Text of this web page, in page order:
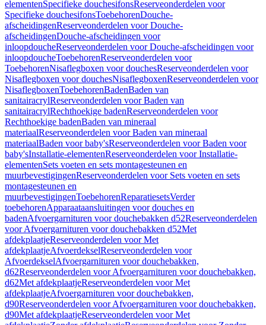
elementenSpecifieke douchesifonsReserveonderdelen voor
Specifieke douchesifonsToebehorenDouche-
afscheidingenReserveonderdelen voor Douche-
afscheidingenDouche-afscheidingen voor
inloopdoucheReserveonderdelen voor Douche-afscheidingen voor
inloopdoucheToebehorenReserveonderdelen voor
ToebehorenNisaflegboxen voor douchesReserveonderdelen voor
Nisaflegboxen voor douchesNisaflegboxenReserveonderdelen voor
NisaflegboxenToebehorenBadenBaden van
sanitairacrylReserveonderdelen voor Baden van
sanitairacrylRechthoekige badenReserveonderdelen voor
Rechthoekige badenBaden van mineraal
materiaalReserveonderdelen voor Baden van mineraal
materiaalBaden voor baby'sReserveonderdelen voor Baden voor
baby'sInstallatie-elementenReserveonderdelen voor Installatie-
elementenSets voeten en sets montagesteunen en
muurbevestigingenReserveonderdelen voor Sets voeten en sets
montagesteunen en
muurbevestigingenToebehorenReparatiesetsVerder
toebehorenApparaataansluitingen voor douches en
badenAfvoergarnituren voor douchebakken d52Reserveonderdelen
voor Afvoergarnituren voor douchebakken d52Met
afdekplaatjeReserveonderdelen voor Met
afdekplaatjeAfvoerdekselReserveonderdelen voor
AfvoerdekselAfvoergarnituren voor douchebakken,
d62Reserveonderdelen voor Afvoergarnituren voor douchebakken,
d62Met afdekplaatjeReserveonderdelen voor Met
afdekplaatjeAfvoergarnituren voor douchebakken,
d90Reserveonderdelen voor Afvoergarnituren voor douchebakken,
d90Met afdekplaatjeReserveonderdelen voor Met